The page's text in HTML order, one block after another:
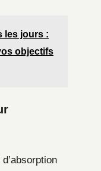
les jours :
objectifs